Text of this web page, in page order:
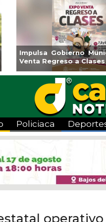
Expo
Reabrirá
Alberca
Centro
Policiaca